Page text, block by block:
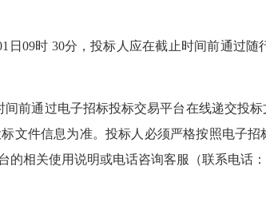
09时 30分，投标人应在截止时间前通过随
通过电子招标投标交易平台在线递交投
文件信息为准。投标人必须严格按照电子
相关使用说明或电话咨询客服（联系电话：